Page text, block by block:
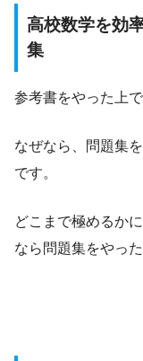
高校数学を効
集
参考書をやった上で
なぜなら、問題集
です。
どこまで極めるか
なら問題集をやっ